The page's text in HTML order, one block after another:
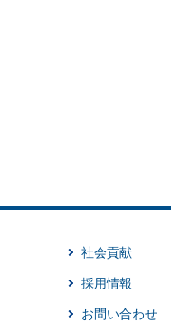
社会貢献
採用情報
お問い合わせ